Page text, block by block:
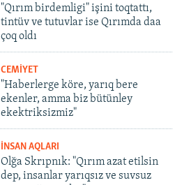
"Qırım birdemligi" işini toqtattı,
tintüv ve tutuvlar ise Qırımda daa
çoq oldı
CEMİYET
"Haberlerge köre, yarıq bere
ekenler, amma biz bütünley
ekektriksizmiz"
İNSAN AQLARI
Olğa Skrıpnık: "Qırım azat etilsin
dep, insanlar yarıqsız ve suvsuz